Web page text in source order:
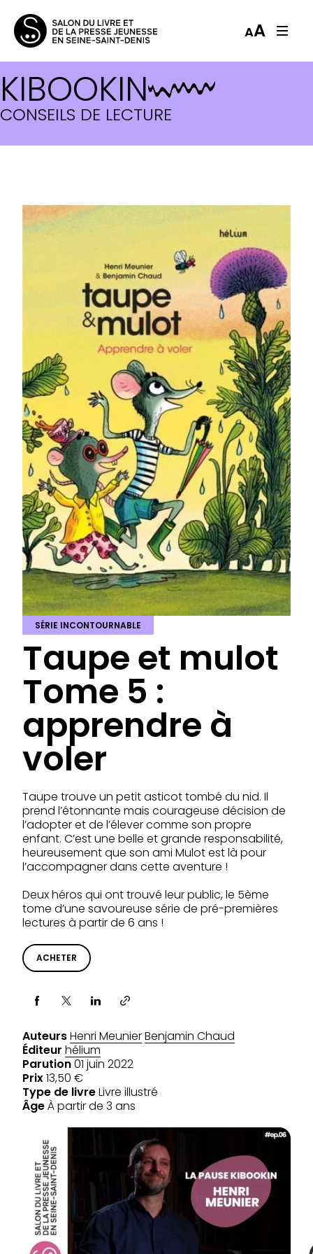
AA
KIBOOKIN
CONSEILS DE LECTURE
SÉRIE INCONTOURNABLE
Taupe et mulot
Tome 5 :
apprendre à
voler
Taupe trouve un petit asticot tombé du nid. Il
prend l’étonnante mais courageuse décision de
l’adopter et de l’élever comme son propre
enfant. C’est une belle et grande responsabilité,
heureusement que son ami Mulot est là pour
l’accompagner dans cette aventure !
Deux héros qui ont trouvé leur public, le 5ème
tome d’une savoureuse série de pré-premières
lectures à partir de 6 ans !
ACHETER
Partager via
AuteursHenri MeunierBenjamin Chaud
Éditeur hélium
Parution01 juin 2022
Prix13,50 €
Type de livreLivre illustré
ÂgeÀ partir de 3 ans